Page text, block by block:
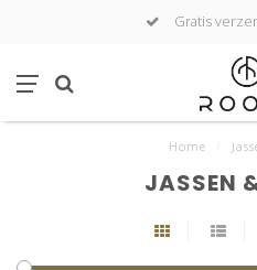
Gratis
Home
JASSEN